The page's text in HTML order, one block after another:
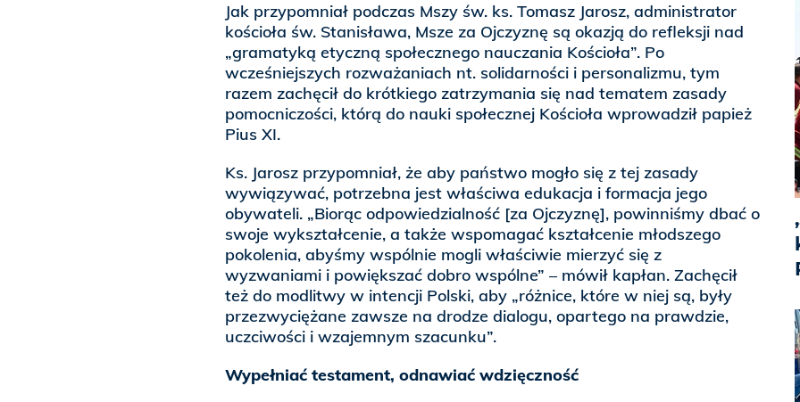
Jak przypomniał podczas Mszy św. ks. Tomasz Jarosz, administrator
kościoła św. Stanisława, Msze za Ojczyznę są okazją do refleksji nad
„gramatyką etyczną społecznego nauczania Kościoła”. Po
wcześniejszych rozważaniach nt. solidarności i personalizmu, tym
razem zachęcił do krótkiego zatrzymania się nad tematem zasady
pomocniczości, którą do nauki społecznej Kościoła wprowadził papież
Pius XI.
Ks. Jarosz przypomniał, że aby państwo mogło się z tej zasady
wywiązywać, potrzebna jest właściwa edukacja i formacja jego
obywateli. „Biorąc odpowiedzialność [za Ojczyznę], powinniśmy dbać o
swoje wykształcenie, a także wspomagać kształcenie młodszego
pokolenia, abyśmy wspólnie mogli właściwie mierzyć się z
wyzwaniami i powiększać dobro wspólne” – mówił kapłan. Zachęcił
też do modlitwy w intencji Polski, aby „różnice, które w niej są, były
przezwyciężane zawsze na drodze dialogu, opartego na prawdzie,
uczciwości i wzajemnym szacunku”.
Wypełniać testament, odnawiać wdzięczność